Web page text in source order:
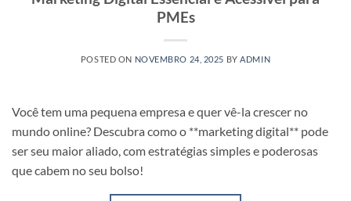
PMEs
POSTED ON NOVEMBRO 24, 2025 BYADMIN
Você tem uma pequena empresa e quer vê-la crescer no
mundo online? Descubra como o **marketing digital** pode
ser seu maior aliado, com estratégias simples e poderosas
que cabem no seu bolso!